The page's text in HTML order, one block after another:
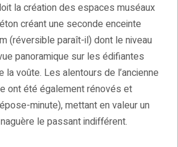
la création des espaces muséaux
créant une seconde enceinte
(réversible paraît-il) dont le niveau
panoramique sur les édifiantes
la voûte. Les alentours de l’ancienne
ont été également rénovés et
minute), mettant en valeur un
le passant indifférent.